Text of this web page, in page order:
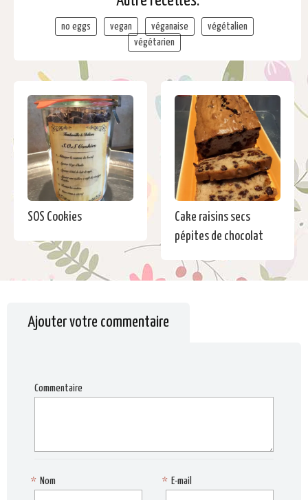
no eggs vegan véganaise
végétalien
végétarien
SOS Cookies
Cake raisins secs
pépites de chocolat
Ajouter votre commentaire
Commentaire
Nom
* E-mail
*